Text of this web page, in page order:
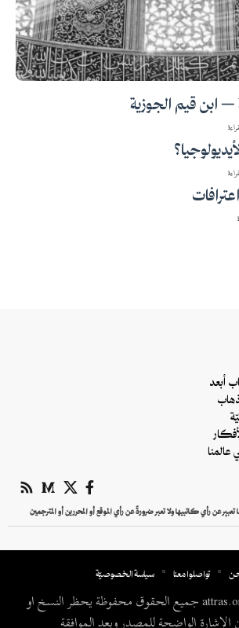
ابن قيم الجوزية
أبعد
عالمنا
عن رأي كاتبيها ولا تعبر ضرورةً عن رأي الموقع أو المحررين أو المترجمين
©2026 (أطراس) attras.org جميع الحقوق محفوظة يحظر النسخ او
الإشارة الواضحة للمصدر وبعد الموافقة
تواصلوا معنا سياسة الخصوصيّة